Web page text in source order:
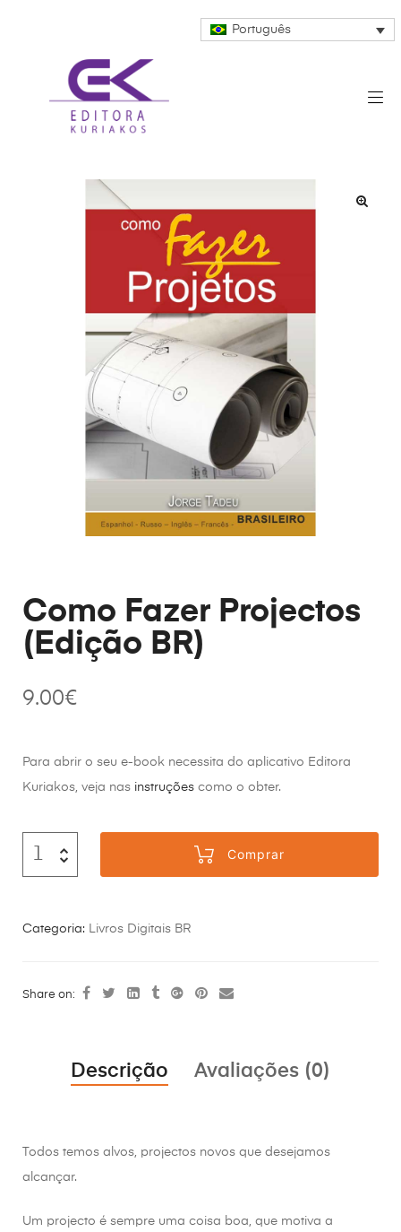
Português
Como Fazer Projectos
(Edição BR)
9.00€
Para abrir o seu e-book necessita do aplicativo Editora
Kuriakos, veja nas instruções como o obter.
Comprar
Categoria: Livros Digitais BR
Share on:
Descrição Avaliações (0)
Todos temos alvos, projectos novos que desejamos
alcançar.
Um projecto é sempre uma coisa boa, que motiva a